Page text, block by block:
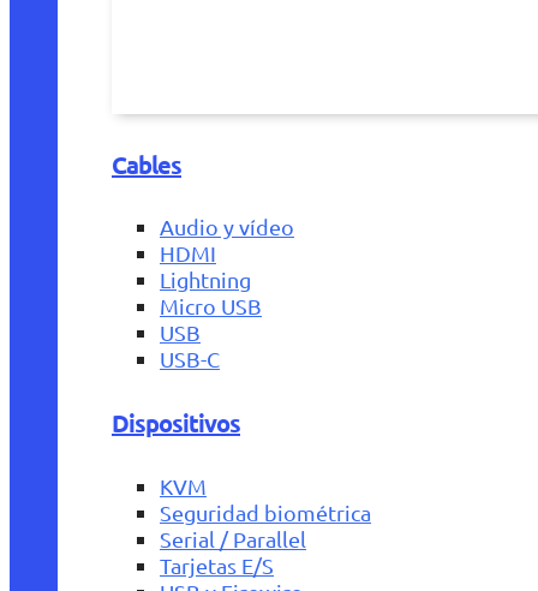
Cables
Audio y vídeo
HDMI
Lightning
Micro USB
USB
USB-C
Dispositivos
KVM
Seguridad biométrica
Serial / Parallel
Tarjetas E/S